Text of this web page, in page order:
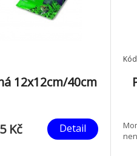
12x12cm/40cm
Kč Detail